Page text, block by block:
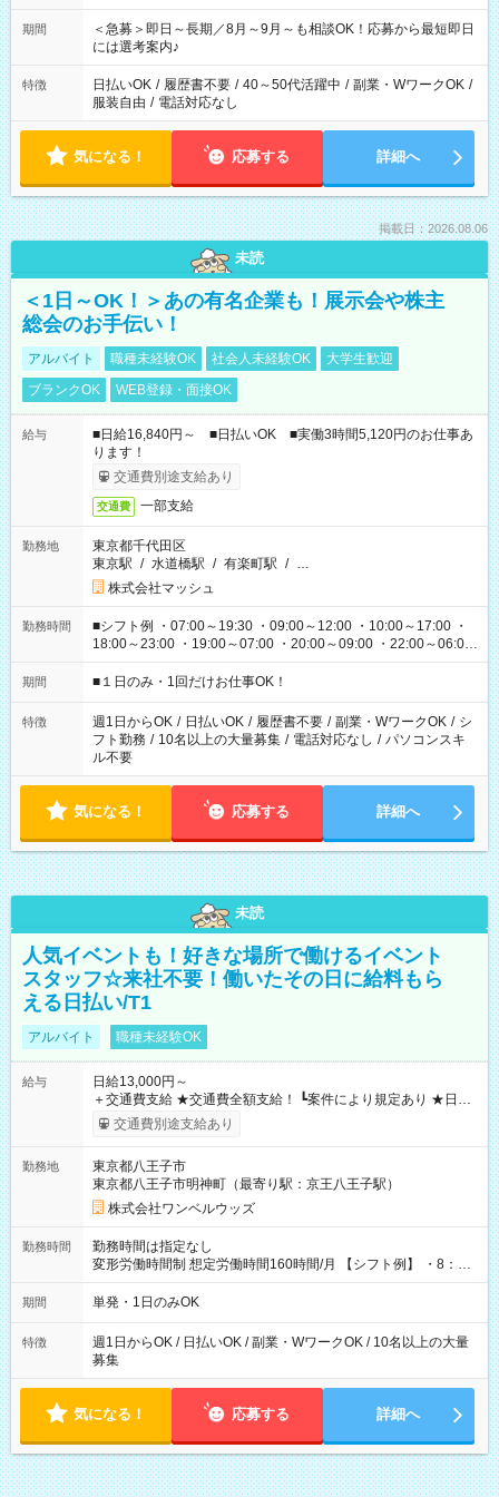
ば前職が、 在宅/財団法人/事務/コールセンター/受付/販売/カフェ
スタッフ スイーツ販売/ホテルフロント/化粧品販売/など 様々な
業界から入社して活躍されています♪
期間
＜急募＞即日～長期／8月～9月～も相談OK！応募から最短即日
には選考案内♪
特徴 日払いOK / 履歴書不要 / 40～50代活躍中 / 副業・WワークOK /
服装自由 / 電話対応なし
気になる！ 応募する 詳細へ
掲載日：2026.08.06
未読
＜1日～OK！＞あの有名企業も！展示会や株主
総会のお手伝い！
アルバイト 職種未経験OK 社会人未経験OK
大学生歓迎
ブランクOK
WEB登録・面接OK
給与
■日給16,840円～ ■日払いOK ■実働3時間5,120円のお仕事あ
ります！
交通費別途支給あり
交通費 一部支給
勤務地
東京都千代田区
東京駅 / 水道橋駅 / 有楽町駅 / …
株式会社マッシュ
勤務時間
■シフト例 ・07:00～19:30 ・09:00～12:00 ・10:00～17:00 ・
18:00～23:00 ・19:00～07:00 ・20:00～09:00 ・22:00～06:00
etc ★最短で3時間で5,120円のお仕事から 15時間で2万円近く稼
げるお仕事も！ ご希望のお時間に合わせてご紹介！ ※シフトは
ください！
期間 ■１日のみ・1回だけお仕事OK！
特徴 週1日からOK / 日払いOK / 履歴書不要 / 副業・WワークOK / シ
フト勤務 / 10名以上の大量募集 / 電話対応なし / パソコンスキ
ル不要
気になる！ 応募する 詳細へ
未読
人気イベントも！好きな場所で働けるイベント
スタッフ☆来社不要！働いたその日に給料もら
える日払い/T1
アルバイト 職種未経験OK
給与
日給13,000円～
＋交通費支給 ★交通費全額支給！ ┗案件により規定あり ★日払
いOK！（規定あり） ┗働いたその日に現金GET♪ お仕事後はコ
ンビニATMから 日払い分を引き落とせます！ 【試用期間】試
交通費別途支給あり
勤務地
東京都八王子市
東京都八王子市明神町（最寄り駅：京王八王子駅）
株式会社ワンベルウッズ
勤務時間
勤務時間は指定なし
変形労働時間制 想定労働時間160時間/月 【シフト例】 ・8：00
～21：00
期間 単発・1日のみOK
特徴
週1日からOK / 日払いOK / 副業・WワークOK / 10名以上の大量
募集
気になる！ 応募する 詳細へ